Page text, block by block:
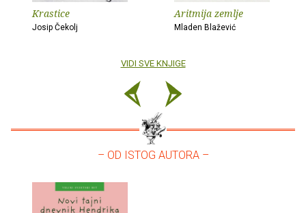
Krastice
Josip Čekolj
Aritmija zemlje
Mladen Blažević
VIDI SVE KNJIGE
– OD ISTOG AUTORA –